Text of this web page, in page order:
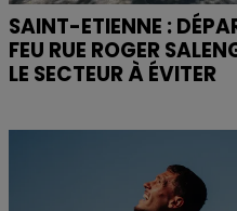
SAINT-ETIENNE :
FEU RUE ROGER
LE SECTEUR À ÉVITER